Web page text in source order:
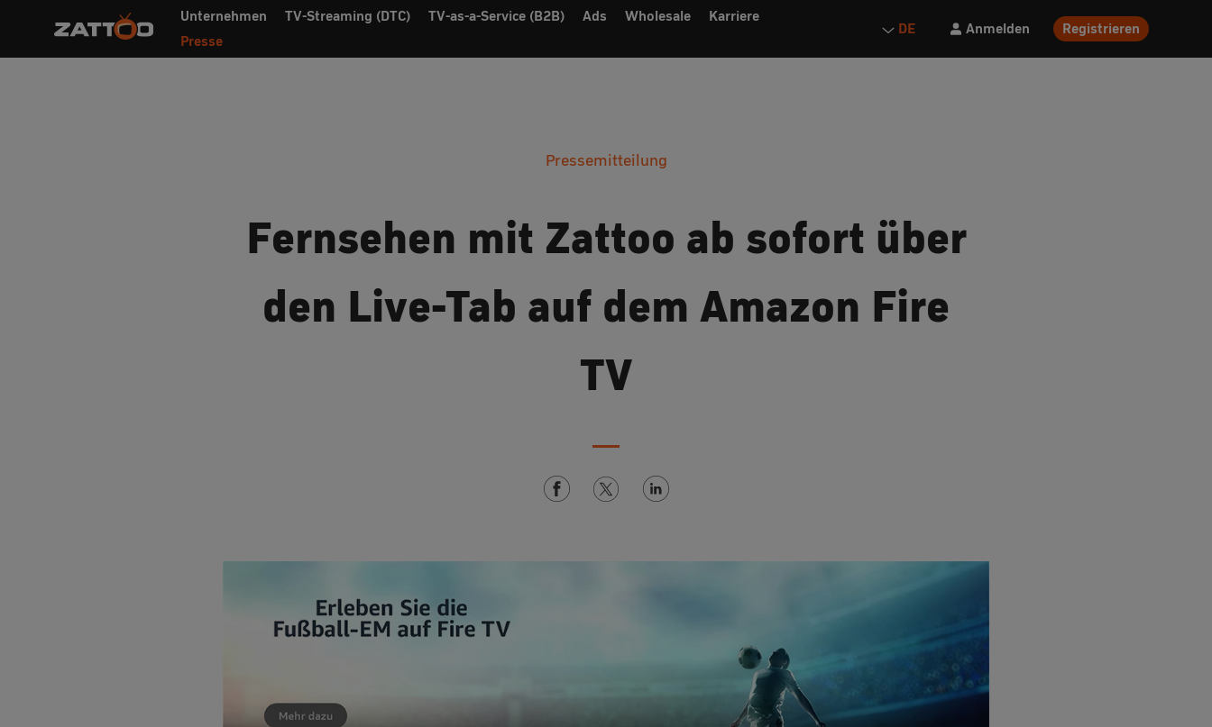
Unternehmen TV-Streaming (DTC) TV-as-a-Service (B2B) Ads Wholesale
Karriere
Presse
DE Anmelden Registrieren
Pressemitteilung
Fernsehen mit Zattoo ab sofort über
den Live-Tab auf dem Amazon Fire
TV